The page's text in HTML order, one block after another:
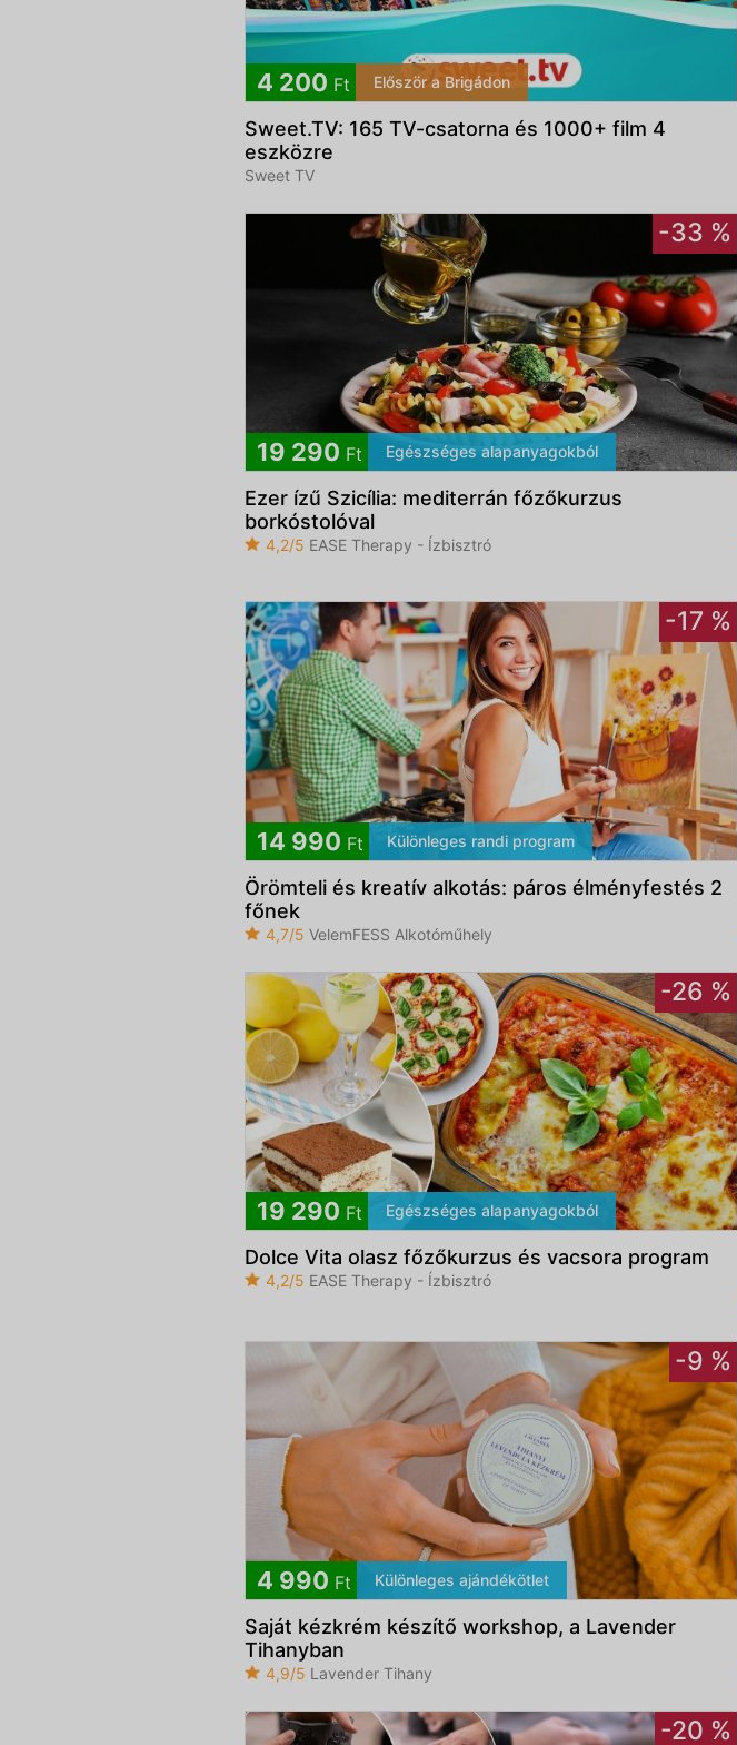
4 200 Ft Először a Brigádon
Sweet.TV: 165 TV-csatorna és 1000+ film 4
eszközre
Sweet TV
-33 %
19 290 Ft Egészséges alapanyagokból
Ezer ízű Szicília: mediterrán főzőkurzus
borkóstolóval
4,2/5 EASE Therapy - Ízbisztró
-17 %
14 990 Ft Különleges randi program
Örömteli és kreatív alkotás: páros élményfestés 2
főnek
4,7/5 VelemFESS Alkotóműhely
-26 %
19 290 Ft Egészséges alapanyagokból
Dolce Vita olasz főzőkurzus és vacsora program
4,2/5 EASE Therapy - Ízbisztró
-9 %
4 990 Ft Különleges ajándékötlet
Saját kézkrém készítő workshop, a Lavender
Tihanyban
4,9/5 Lavender Tihany
-20 %